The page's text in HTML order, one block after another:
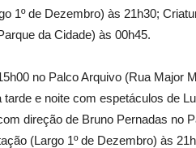
1º de Dezembro) às 21h30;
da Cidade) às 00h45.
no Palco Arquivo (Rua Major
e noite com espetáculos de
direção de Bruno Pernadas no
(Largo 1º de Dezembro) às